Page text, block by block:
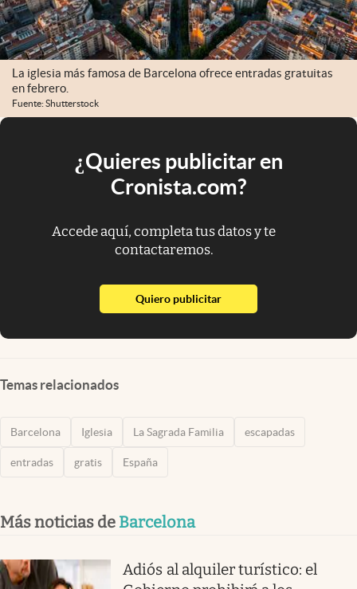
La iglesia más famosa de Barcelona ofrece entradas gratuitas
en febrero.
Fuente: Shutterstock
¿Quieres publicitar en
Cronista.com?
Accede aquí, completa tus datos y te
contactaremos.
Quiero publicitarabre en nueva pestaña
Temas relacionados
Barcelona Iglesia La Sagrada Familia escapadas
entradas gratis España
Más noticias de Barcelona
Adiós al alquiler turístico: el